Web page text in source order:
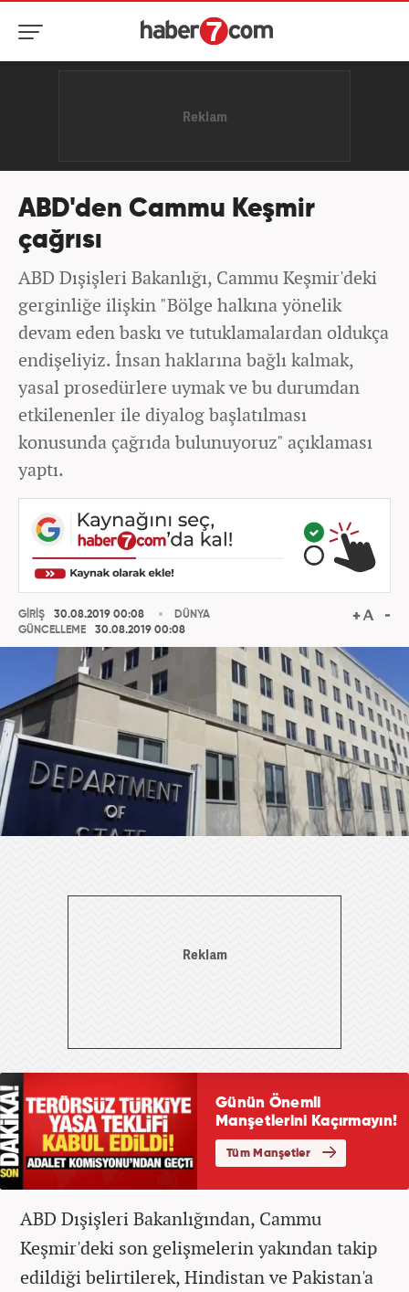
ABD'den Cammu Keşmir
çağrısı
ABD Dışişleri Bakanlığı, Cammu Keşmir'deki
gerginliğe ilişkin "Bölge halkına yönelik
devam eden baskı ve tutuklamalardan oldukça
endişeliyiz. İnsan haklarına bağlı kalmak,
yasal prosedürlere uymak ve bu durumdan
etkilenenler ile diyalog başlatılması
konusunda çağrıda bulunuyoruz" açıklaması
yaptı.
GİRİŞ
30.08.2019 00:08
GÜNCELLEME
30.08.2019 00:08
DÜNYA
ABD Dışişleri Bakanlığından, Cammu
Keşmir'deki son gelişmelerin yakından takip
edildiği belirtilerek, Hindistan ve Pakistan'a